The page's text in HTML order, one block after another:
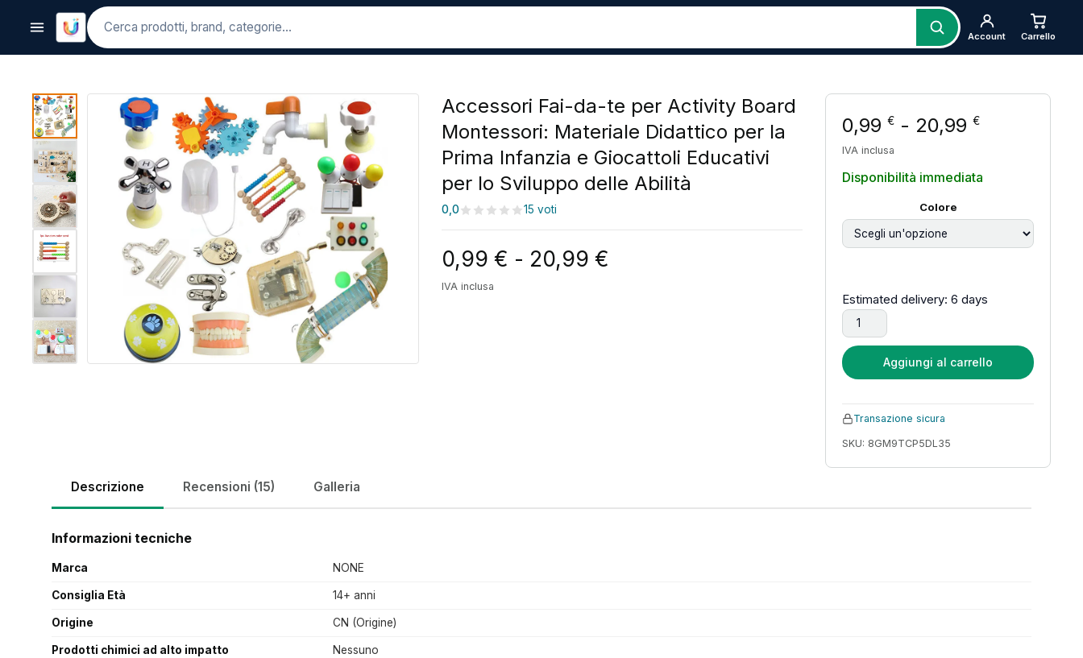
Cerca
Account Carrello
Accessori Fai-da-te per Activity Board
Montessori: Materiale Didattico per la
Prima Infanzia e Giocattoli Educativi
per lo Sviluppo delle Abilità
0,0 15 voti
0,99 € - 20,99 €
IVA inclusa
0,99 € - 20,99 €Fascia di
IVA inclusa
Disponibilità immediata
Colore
Estimated delivery: 6 days
Accessori Fai-da-te per Activity Board
Aggiungi al carrello
Transazione sicura
SKU: 8GM9TCP5DL35
Descrizione Recensioni (15) Galleria
Informazioni tecniche
Marca NONE
Consiglia Età 14+ anni
Origine CN (Origine)
Prodotti chimici ad alto impatto Nessuno